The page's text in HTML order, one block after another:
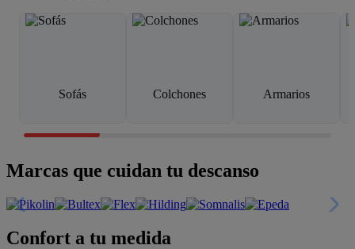
Sofás Colchones Armarios
Marcas que cuidan tu descanso
Confort a tu medida